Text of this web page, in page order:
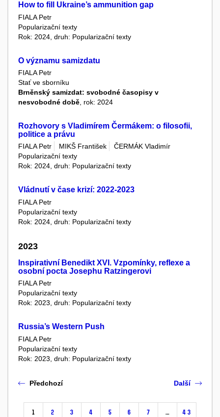
How to fill Ukraine’s ammunition gap
FIALA Petr
Popularizační texty
Rok: 2024, druh: Popularizační texty
O významu samizdatu
FIALA Petr
Stať ve sborníku
Brněnský samizdat: svobodné časopisy v
nesvobodné době , rok: 2024
Rozhovory s Vladimírem Čermákem: o filosofii,
politice a právu
FIALA Petr MIKŠ František
ČERMÁK Vladimír
Popularizační texty
Rok: 2024, druh: Popularizační texty
Vládnutí v čase krizí: 2022-2023
FIALA Petr
Popularizační texty
Rok: 2024, druh: Popularizační texty
2023
Inspirativní Benedikt XVI. Vzpomínky, reflexe a
osobní pocta Josephu Ratzingerovi
FIALA Petr
Popularizační texty
Rok: 2023, druh: Popularizační texty
Russia’s Western Push
FIALA Petr
Popularizační texty
Rok: 2023, druh: Popularizační texty
Předchozí
1 2 3 4 5 6 7 … 43
Další